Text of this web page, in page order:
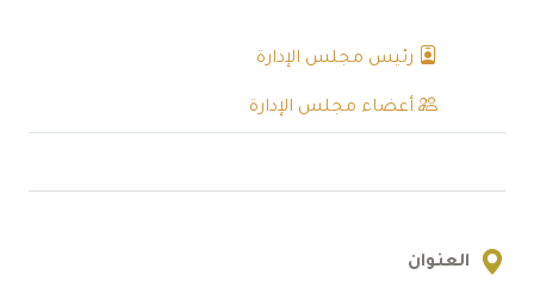
رئيس مجلس الإدارة
أعضاء مجلس الإدارة
العنوان